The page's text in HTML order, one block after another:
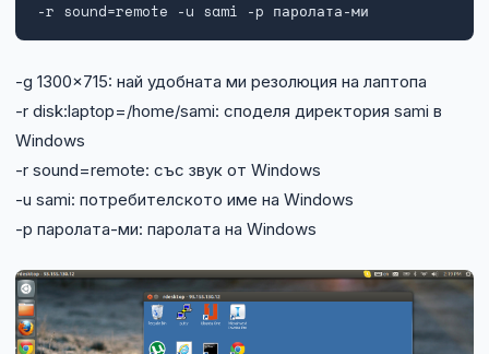
-r sound=remote -u sami -p паролата-ми
-g 1300×715: най удобната ми резолюция на лаптопа
-r disk:laptop=/home/sami: споделя директория sami в
Windows
-r sound=remote: със звук от Windows
-u sami: потребителското име на Windows
-p паролата-ми: паролата на Windows